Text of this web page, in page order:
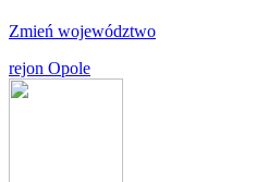
Zmień województwo
rejon Opole